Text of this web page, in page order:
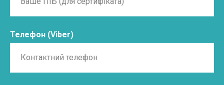
Телефон (Viber)